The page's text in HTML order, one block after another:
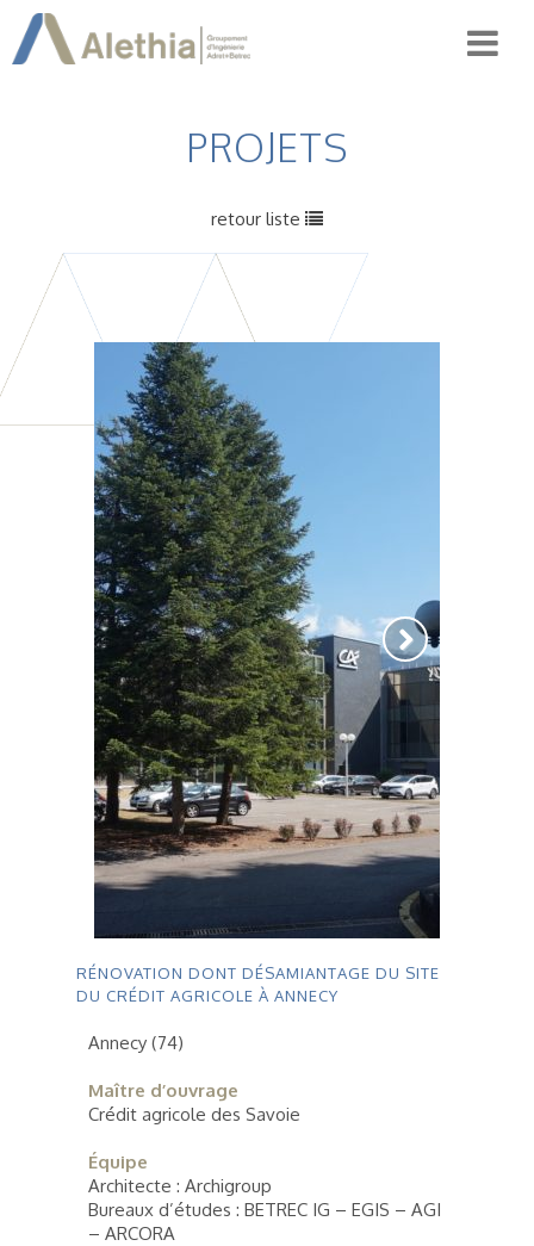
PROJETS
retour liste
RÉNOVATION DONT DÉSAMIANTAGE DU SITE
DU CRÉDIT AGRICOLE À ANNECY
Annecy (74)
Maître d’ouvrage
Crédit agricole des Savoie
Équipe
Architecte : Archigroup
Bureaux d’études : BETREC IG – EGIS – AGI
– ARCORA